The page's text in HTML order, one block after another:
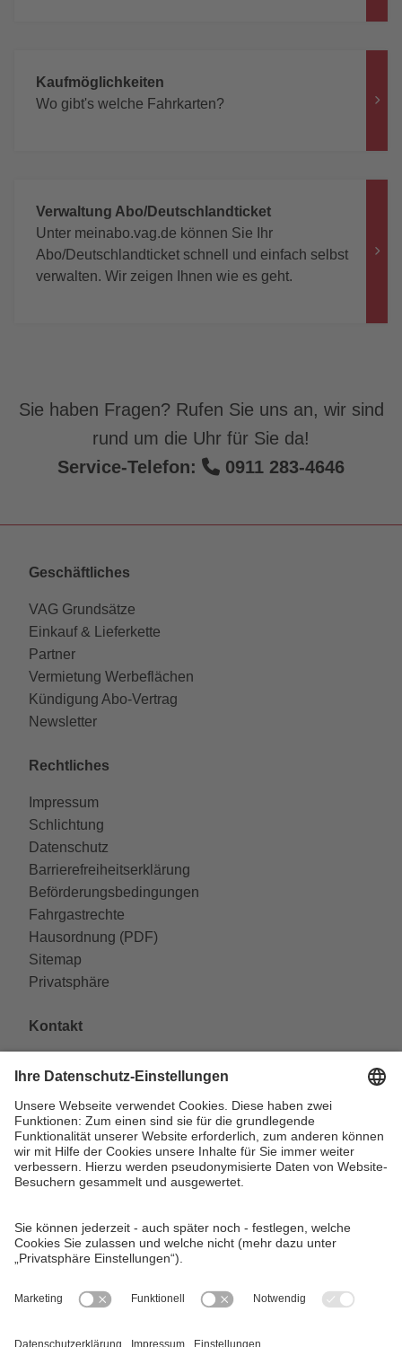
Kaufmöglichkeiten
Wo gibt's welche Fahrkarten?
Verwaltung Abo/Deutschlandticket
Unter meinabo.vag.de können Sie Ihr
Abo/Deutschlandticket schnell und einfach selbst
verwalten. Wir zeigen Ihnen wie es geht.
Sie haben Fragen? Rufen Sie uns an, wir sind
rund um die Uhr für Sie da!
Service-Telefon:
0911 283-4646
Geschäftliches
VAG Grundsätze
Einkauf & Lieferkette
Partner
Vermietung Werbeflächen
Kündigung Abo-Vertrag
Newsletter
Rechtliches
Impressum
Schlichtung
Datenschutz
Barrierefreiheitserklärung
Beförderungsbedingungen
Fahrgastrechte
Hausordnung (PDF)
Sitemap
Privatsphäre
Kontakt
Südliche Fürther Straße 5
90429 Nürnberg
Telefon: 0911 283-4646
Kontaktformulare
FAQ
KundenCenter